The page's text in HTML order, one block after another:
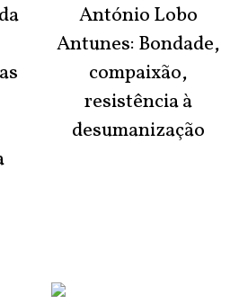
António Lobo
Antunes: Bondade,
compaixão,
resistência à
desumanização